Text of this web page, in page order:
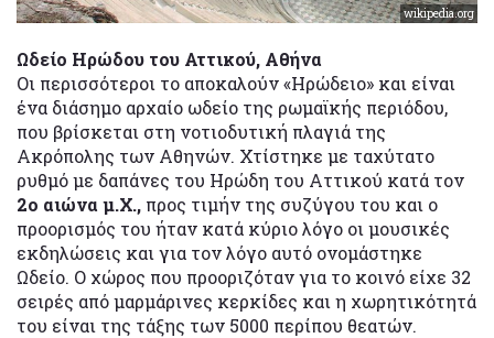
wikipedia.org
Ωδείο Ηρώδου του Αττικού, Αθήνα
Οι περισσότεροι το αποκαλούν «Ηρώδειο» και είναι
ένα διάσημο αρχαίο ωδείο της ρωμαϊκής περιόδου,
που βρίσκεται στη νοτιοδυτική πλαγιά της
Ακρόπολης των Αθηνών. Χτίστηκε με ταχύτατο
ρυθμό με δαπάνες του Ηρώδη του Αττικού κατά τον
2ο αιώνα μ.Χ., προς τιμήν της συζύγου του και ο
προορισμός του ήταν κατά κύριο λόγο οι μουσικές
εκδηλώσεις και για τον λόγο αυτό ονομάστηκε
Ωδείο. Ο χώρος που προοριζόταν για το κοινό είχε 32
σειρές από μαρμάρινες κερκίδες και η χωρητικότητά
του είναι της τάξης των 5000 περίπου θεατών.